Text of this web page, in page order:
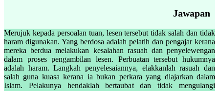
Jawapan
Merujuk kepada persoalan tuan, lesen tersebut tidak salah dan tidak
haram digunakan. Yang berdosa adalah pelatih dan pengajar kerana
mereka berdua melakukan kesalahan rasuah dan penyelewengan
dalam proses pengambilan lesen. Perbuatan tersebut hukumnya
adalah haram. Langkah penyelesaiannya, elakkanlah rasuah dan
salah guna kuasa kerana ia bukan perkara yang diajarkan dalam
Islam. Pelakunya hendaklah bertaubat dan tidak mengulangi